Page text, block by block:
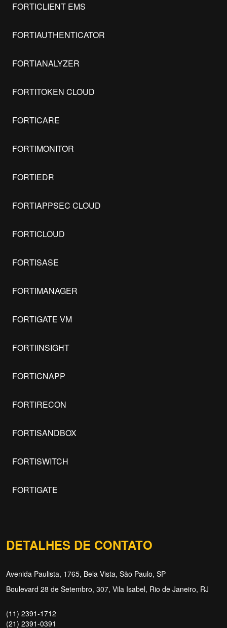
FORTICLIENT EMS
FORTIAUTHENTICATOR
FORTIANALYZER
FORTITOKEN CLOUD
FORTICARE
FORTIMONITOR
FORTIEDR
FORTIAPPSEC CLOUD
FORTICLOUD
FORTISASE
FORTIMANAGER
FORTIGATE VM
FORTIINSIGHT
FORTICNAPP
FORTIRECON
FORTISANDBOX
FORTISWITCH
FORTIGATE
DETALHES DE CONTATO
Avenida Paulista, 1765, Bela Vista, São Paulo, SP
Boulevard 28 de Setembro, 307, Vila Isabel, Rio de Janeiro, RJ
(11) 2391-1712
(21) 2391-0391